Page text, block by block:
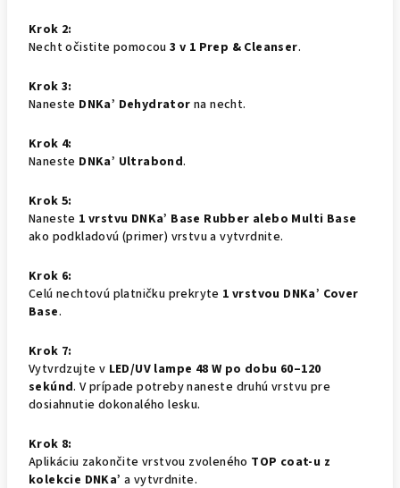
Krok 2:
Necht očistite pomocou3 v 1 Prep & Cleanser.
Krok 3:
Naneste DNKa’ Dehydrator na necht.
Krok 4:
Naneste DNKa’ Ultrabond.
Krok 5:
Naneste 1 vrstvu DNKa’ Base Rubber alebo Multi Base
ako podkladovú (primer) vrstvu a vytvrdnite.
Krok 6:
Celú nechtovú platničku prekryte 1 vrstvou DNKa’ Cover
Base.
Krok 7:
Vytvrdzujte v LED/UV lampe 48 W po dobu 60–120
sekúnd. V prípade potreby naneste druhú vrstvu pre
dosiahnutie dokonalého lesku.
Krok 8:
Aplikáciu zakončite vrstvou zvoleného TOP coat-u z
kolekcie DNKa’ a vytvrdnite.